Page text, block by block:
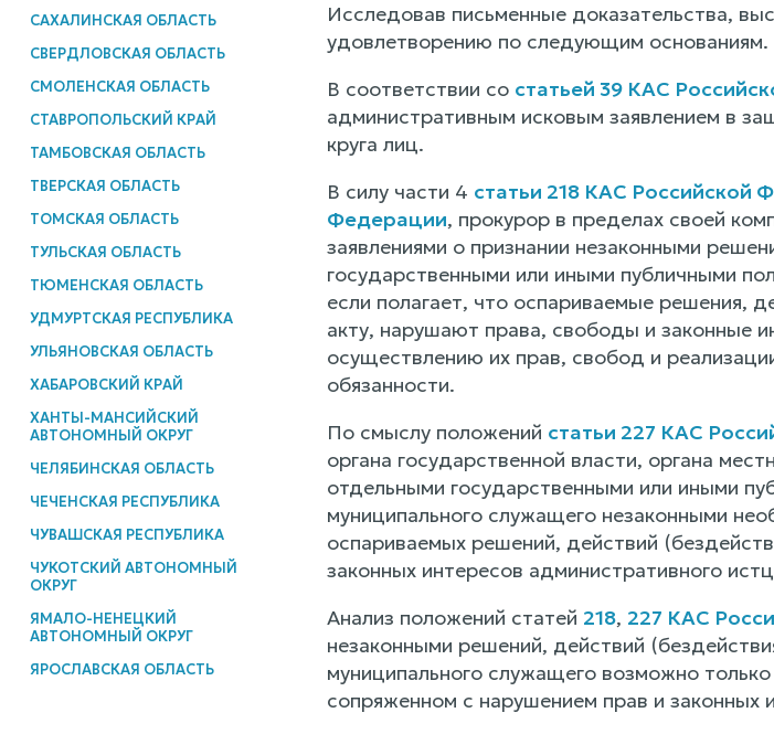
САХАЛИНСКАЯ ОБЛАСТЬ
СВЕРДЛОВСКАЯ ОБЛАСТЬ
СМОЛЕНСКАЯ ОБЛАСТЬ
СТАВРОПОЛЬСКИЙ КРАЙ
ТАМБОВСКАЯ ОБЛАСТЬ
ТВЕРСКАЯ ОБЛАСТЬ
ТОМСКАЯ ОБЛАСТЬ
ТУЛЬСКАЯ ОБЛАСТЬ
ТЮМЕНСКАЯ ОБЛАСТЬ
УДМУРТСКАЯ РЕСПУБЛИКА
УЛЬЯНОВСКАЯ ОБЛАСТЬ
ХАБАРОВСКИЙ КРАЙ
ХАНТЫ-МАНСИЙСКИЙ
АВТОНОМНЫЙ ОКРУГ
ЧЕЛЯБИНСКАЯ ОБЛАСТЬ
ЧЕЧЕНСКАЯ РЕСПУБЛИКА
ЧУВАШСКАЯ РЕСПУБЛИКА
ЧУКОТСКИЙ АВТОНОМНЫЙ
ОКРУГ
ЯМАЛО-НЕНЕЦКИЙ
АВТОНОМНЫЙ ОКРУГ
ЯРОСЛАВСКАЯ ОБЛАСТЬ
Исследовав письменные доказательства,
удовлетворению по следующим основаниям.
В соответствии со статьей 39 КАС
административным исковым заявлением в
круга лиц.
В силу части 4 статьи 218 КАС Российской
Федерации, прокурор в пределах своей
заявлениями о признании незаконными
государственными или иными публичными
если полагает, что оспариваемые решения,
акту, нарушают права, свободы и законные
осуществлению их прав, свобод и
обязанности.
По смыслу положений статьи 227 КАС
органа государственной власти, органа
отдельными государственными или иными
муниципального служащего незаконными
оспариваемых решений, действий
законных интересов административного
Анализ положений статей 218, 227 КАС
незаконными решений, действий
муниципального служащего возможно
сопряженном с нарушением прав и законных